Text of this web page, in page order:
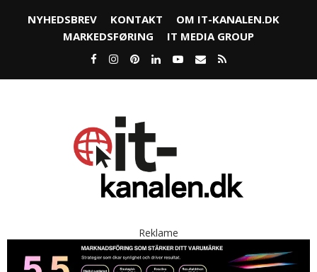
NYHEDSBREV KONTAKT
OM IT-KANALEN.DK
MARKEDSFØRING
IT MEDIA GROUP
Reklame